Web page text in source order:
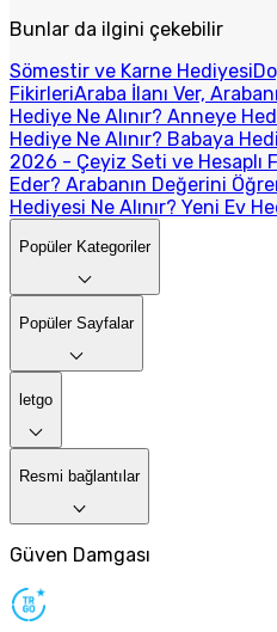
Bunlar da ilgini çekebilir
Sömestir ve Karne Hediyesi
FikirleriAraba İlanı Ver,
Hediye Ne Alınır? Anneye
Hediye Ne Alınır? Babaya
2026 - Çeyiz Seti ve Hesaplı
Eder? Arabanın Değerini
Hediyesi Ne Alınır? Yeni Ev
Popüler Kategoriler
Popüler Sayfalar
letgo
Resmi bağlantılar
Güven Damgası